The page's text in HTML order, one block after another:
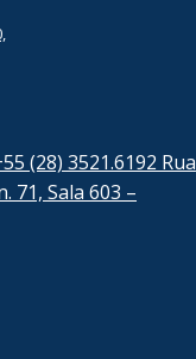
(28) 3521.6192 Rua
71, Sala 603 –